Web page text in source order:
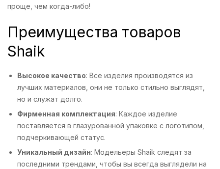
проще, чем когда-либо!
Преимущества товаров
Shaik
Высокое качество: Все изделия производятся из
лучших материалов, они не только стильно выглядят,
но и служат долго.
Фирменная комплектация: Каждое изделие
поставляется в глазурованной упаковке с логотипом,
подчеркивающей статус.
Уникальный дизайн: Модельеры Shaik следят за
последними трендами, чтобы вы всегда выглядели на